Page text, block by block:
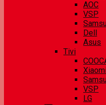
AOC
VSP
Dell
Asus
Tivi
VSP
LG